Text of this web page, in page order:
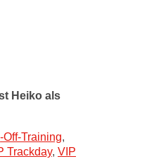
Heiko als
Off-Training,
Trackday, VIP